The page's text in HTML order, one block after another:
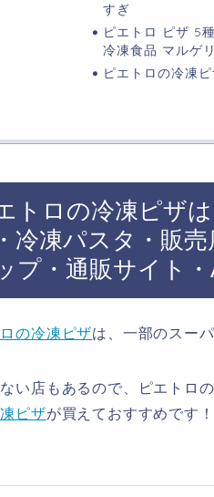
すぎ
ピエトロ ピザ 5
冷凍食品 マルゲ
ピエトロの冷凍
トロの冷凍ピザ
冷凍パスタ・販
プ・通販サイト
の冷凍ピザは、一部のスー
い店もあるので、ピエトロ
ピザが買えておすすめです！